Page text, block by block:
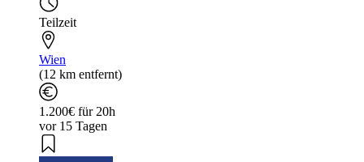
Teilzeit
Wien
(12 km entfernt)
1.200€ für 20h
vor 15 Tagen